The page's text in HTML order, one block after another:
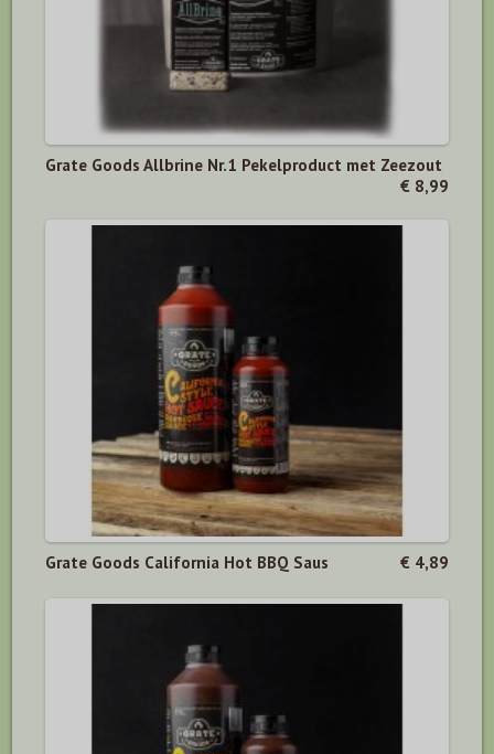
Grate Goods Allbrine Nr.1 Pekelproduct met Zeezout
€ 8,99
Grate Goods California Hot BBQ Saus € 4,89